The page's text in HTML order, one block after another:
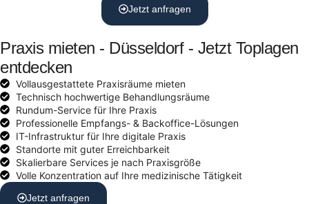
Jetzt anfragen
Praxis mieten - Düsseldorf - Jetzt Toplagen
entdecken
Vollausgestattete Praxisräume mieten
Technisch hochwertige Behandlungsräume
Rundum-Service für Ihre Praxis
Professionelle Empfangs- & Backoffice-Lösungen
IT-Infrastruktur für Ihre digitale Praxis
Standorte mit guter Erreichbarkeit
Skalierbare Services je nach Praxisgröße
Volle Konzentration auf Ihre medizinische Tätigkeit
Jetzt anfragen